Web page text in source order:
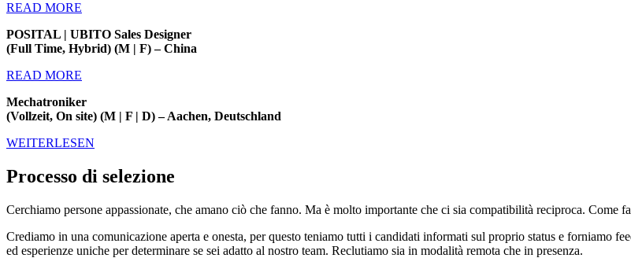
READ MORE
POSITAL | UBITO Sales Designer
(Full Time, Hybrid) (M | F) – China
READ MORE
Mechatroniker
(Vollzeit, On site) (M | F | D) – Aachen, Deutschland
WEITERLESEN
Processo di selezione
Cerchiamo persone appassionate, che amano ciò che fanno. Ma è molto importante che ci sia compatibilità reciproca. Come
Crediamo in una comunicazione aperta e onesta, per questo teniamo tutti i candidati informati sul proprio status e forniamo
ed esperienze uniche per determinare se sei adatto al nostro team. Reclutiamo sia in modalità remota che in presenza.